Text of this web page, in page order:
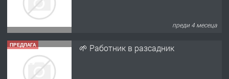
преди 4 месеца
ПРЕДЛАГА 🌱 Работник в разсадник